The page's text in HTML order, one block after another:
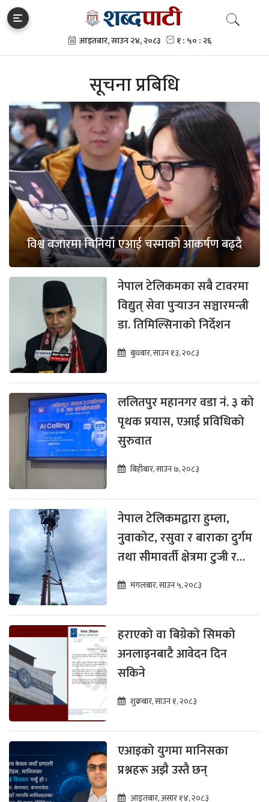
सूचना प्रबिधि
विश्व बजारमा चिनियाँ एआई चस्माको आकर्षण बढ्दै
नेपाल टेलिकमका सबै टावरमा
विद्युत् सेवा पुर्‍याउन सञ्चारमन्त्री
डा. तिमिल्सिनाको निर्देशन
बुधबार, साउन १३, २०८३
ललितपुर महानगर वडा नं. ३ को
पृथक प्रयास, एआई प्रविधिको
सुरुवात
बिहीबार, साउन ७, २०८३
नेपाल टेलिकमद्वारा हुम्ला,
नुवाकोट, रसुवा र बाराका दुर्गम
तथा सीमावर्ती क्षेत्रमा टुजी र
फोरजी सेवा विस्तार
मंगलबार, साउन ५, २०८३
हराएको वा बिग्रेको सिमको
अनलाइनबाटै आवेदन दिन
सकिने
शुक्रबार, साउन १, २०८३
एआइको युगमा मानिसका
प्रश्नहरू अझै उस्तै छन्
आइतबार, असार १४, २०८३